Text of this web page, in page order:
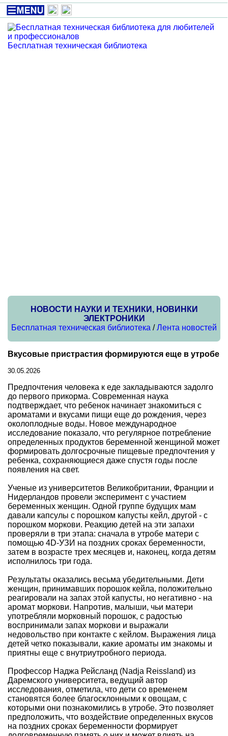
Бесплатная техническая библиотека
НОВОСТИ НАУКИ И ТЕХНИКИ, НОВИНКИ
ЭЛЕКТРОНИКИ
Бесплатная техническая библиотека /Лента новостей
Вкусовые пристрастия формируются еще в утробе
30.05.2026
Предпочтения человека к еде закладываются задолго
до первого прикорма. Современная наука
подтверждает, что ребенок начинает знакомиться с
ароматами и вкусами пищи еще до рождения, через
околоплодные воды. Новое международное
исследование показало, что регулярное потребление
определенных продуктов беременной женщиной может
формировать долгосрочные пищевые предпочтения у
ребенка, сохраняющиеся даже спустя годы после
появления на свет.
Ученые из университетов Великобритании, Франции и
Нидерландов провели эксперимент с участием
беременных женщин. Одной группе будущих мам
давали капсулы с порошком капусты кейл, другой - с
порошком моркови. Реакцию детей на эти запахи
проверяли в три этапа: сначала в утробе матери с
помощью 4D-УЗИ на поздних сроках беременности,
затем в возрасте трех месяцев и, наконец, когда детям
исполнилось три года.
Результаты оказались весьма убедительными. Дети
женщин, принимавших порошок кейла, положительно
реагировали на запах этой капусты, но негативно - на
аромат моркови. Напротив, малыши, чьи матери
употребляли морковный порошок, с радостью
воспринимали запах моркови и выражали
недовольство при контакте с кейлом. Выражения лица
детей четко показывали, какие ароматы им знакомы и
приятны еще с внутриутробного периода.
Профессор Наджа Рейсланд (Nadja Reissland) из
Даремского университета, ведущий автор
исследования, отметила, что дети со временем
становятся более благосклонными к овощам, с
которыми они познакомились в утробе. Это позволяет
предположить, что воздействие определенных вкусов
на поздних сроках беременности формирует